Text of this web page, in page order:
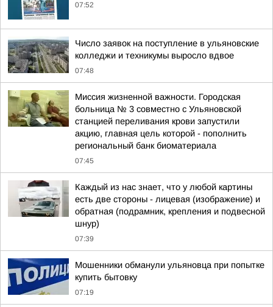
07:52
Число заявок на поступление в ульяновские
колледжи и техникумы выросло вдвое
07:48
Миссия жизненной важности. Городская
больница № 3 совместно с Ульяновской
станцией переливания крови запустили
акцию, главная цель которой - пополнить
региональный банк биоматериала
07:45
Каждый из нас знает, что у любой картины
есть две стороны - лицевая (изображение) и
обратная (подрамник, крепления и подвесной
шнур)
07:39
Мошенники обманули ульяновца при попытке
купить бытовку
07:19